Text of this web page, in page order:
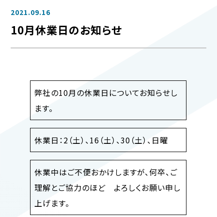
2021.09.16
10月休業日のお知らせ
弊社の10月の休業日についてお知らせし
ます。
休業日：2（土）、16（土）、30（土）、日曜
休業中はご不便おかけしますが、何卒、ご
理解とご協力のほど よろしくお願い申し
上げます。